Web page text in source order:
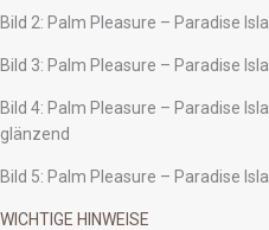
Bild 2: Palm Pleasure – Paradise
Bild 3: Palm Pleasure – Paradise
Bild 4: Palm Pleasure – Paradise
glänzend
Bild 5: Palm Pleasure – Paradise
WICHTIGE HINWEISE